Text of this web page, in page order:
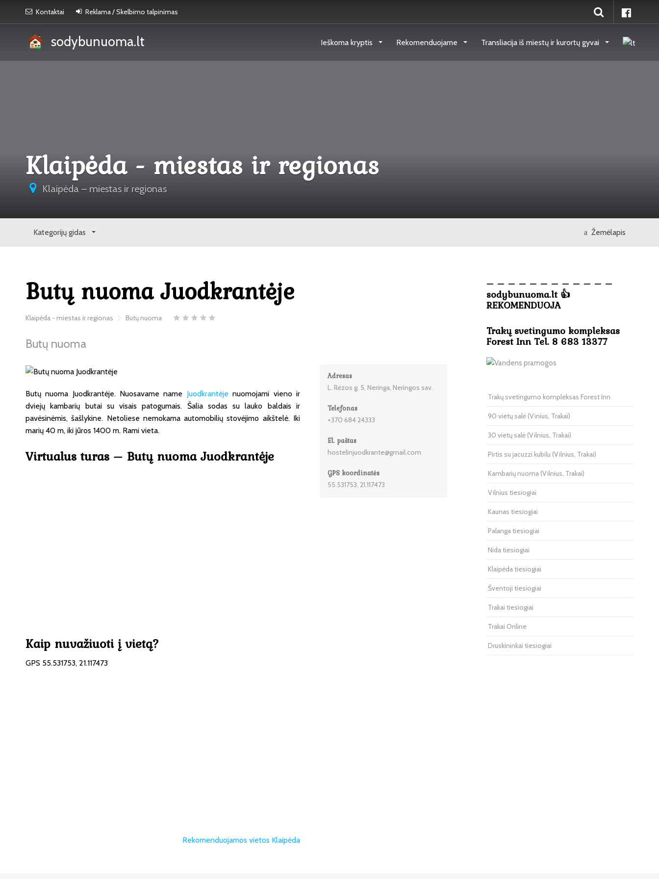
Kontaktai Reklama / Skelbimo talpinimas
sodybunuoma.lt Ieškoma kryptis Rekomenduojame Transliacija iš miestų ir kurortų gyvai
Klaipėda - miestas ir regionas
Klaipėda – miestas ir regionas
Kategorijų gidas Žemėlapis
Butų nuoma Juodkrantėje
Klaipėda - miestas ir regionas Butų nuoma
Butų nuoma
Butų nuoma Juodkrantėje. Nuosavame name Juodkrantėje nuomojami vieno ir
dviejų kambarių butai su visais patogumais. Šalia sodas su lauko baldais ir
pavėsinėmis, šašlykine. Netoliese nemokama automobilių stovėjimo aikštelė. Iki
marių 40 m, iki jūros 1400 m. Rami vieta.
Virtualus turas – Butų nuoma Juodkrantėje
Kaip nuvažiuoti į vietą?
GPS 55.531753, 21.117473
Rekomenduojamos vietos Klaipėda
Adresas
L. Rėzos g. 5, Neringa, Neringos sav.
Telefonas
+370 684 24333
El. paštas
hostelinjuodkrante@gmail.com
GPS koordinatės
55.531753, 21.117473
– – – – – – – – – – – –
sodybunuoma.lt 👍
REKOMENDUOJA
Trakų svetingumo kompleksas
Forest Inn Tel. 8 683 13377
Trakų svetingumo kompleksas Forest Inn
90 vietų salė (Vinius, Trakai)
30 vietų salė (Vilnius, Trakai)
Pirtis su jacuzzi kubilu (Vilnius, Trakai)
Kambarių nuoma (Vilnius, Trakai)
Vilnius tiesiogiai
Kaunas tiesiogiai
Palanga tiesiogiai
Nida tiesiogiai
Klaipėda tiesiogiai
Šventoji tiesiogiai
Trakai tiesiogiai
Trakai Online
Druskininkai tiesiogiai